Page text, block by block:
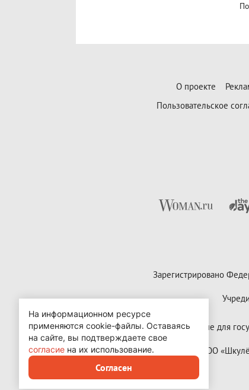
О проекте
Пользовательское
Зарегистрировано
Контактные данные для
Copyright (с) ООО
На информационном ресурсе
применяются cookie-файлы. Оставаясь
на сайте, вы подтверждаете свое
согласие на их использование.
Согласен